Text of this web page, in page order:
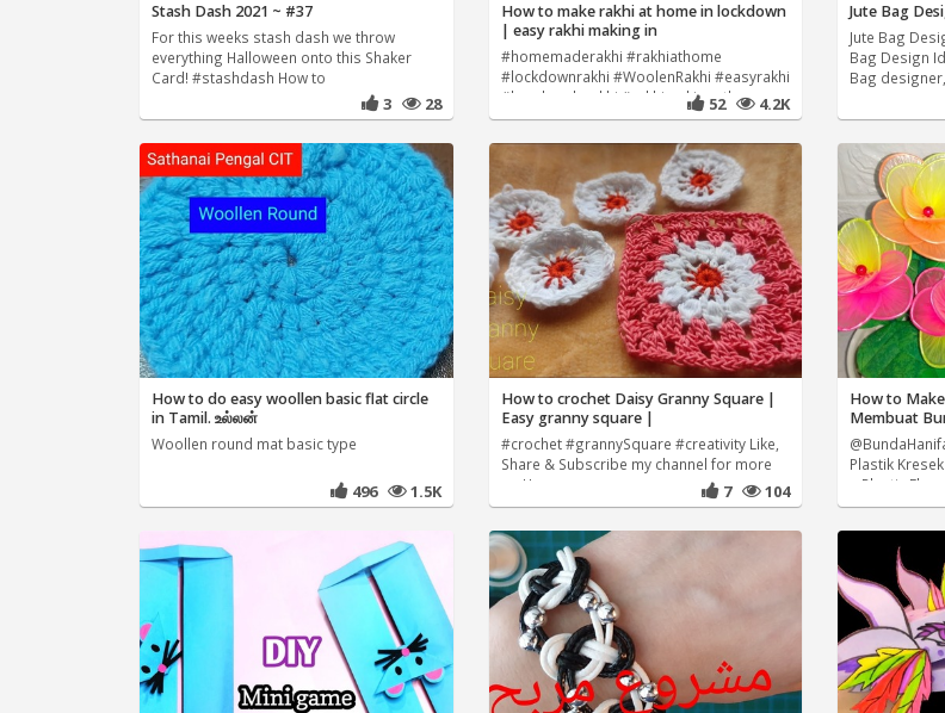
Stash Dash 2021 ~ #37
For this weeks stash dash we throw
everything Halloween onto this Shaker
Card! #stashdash How to
3 28
How to make rakhi at home in lockdown
| easy rakhi making in
#homemaderakhi #rakhiathome
#lockdownrakhi #WoolenRakhi #easyrakhi
#handmaderakhi #rakhimakingathome
52 4.2K
Jute Bag
Jute Bag
Bag Design
Bag
How to do easy woollen basic flat circle
in Tamil. உல்லன்
Woollen round mat basic type
496 1.5K
How to crochet Daisy Granny Square |
Easy granny square |
#crochet #grannySquare #creativity Like,
Share & Subscribe my channel for more
... Happy
7 104
How to
Membuat
Plastik
a Plastic